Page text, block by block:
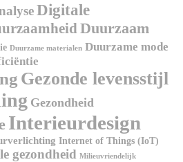
Digitale
Duurzaam
Duurzame materialen Duurzame mode
Gezonde levensstijl
Gezondheid
Interieurdesign
Internet of Things (IoT)
gezondheid Milieuvriendelijk